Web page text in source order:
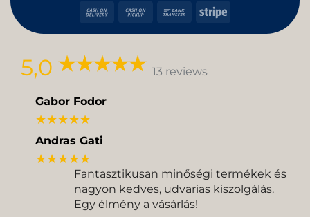
Express
Cash
Cash
Bank
Stripe
5,0 13 reviews
Gabor Fodor
★★★★★
Andras Gati
★★★★★
Fantasztikusan minőségi termékek és
nagyon kedves, udvarias kiszolgálás.
Egy élmény a vásárlás!